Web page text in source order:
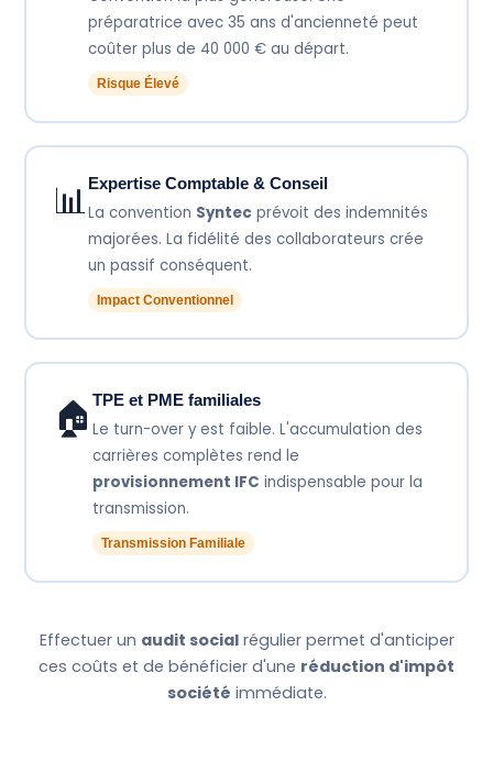
préparatrice avec 35 ans d'ancienneté peut
coûter plus de 40 000 € au départ.
Risque Élevé
📊 Expertise Comptable & Conseil
La convention Syntec prévoit des indemnités
majorées. La fidélité des collaborateurs crée
un passif conséquent.
Impact Conventionnel
🏠 TPE et PME familiales
Le turn-over y est faible. L'accumulation des
carrières complètes rend le
provisionnement IFC indispensable pour la
transmission.
Transmission Familiale
Effectuer un audit socialrégulier permet d'anticiper
ces coûts et de bénéficier d'une réduction d'impôt
société immédiate.